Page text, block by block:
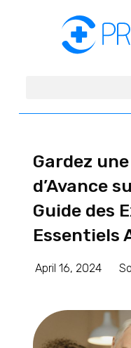
Gardez
d’Avance
Guide des
Essentiels
April 16, 2024